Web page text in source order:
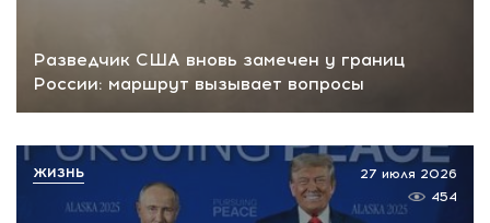
Разведчик США вновь замечен у границ
России: маршрут вызывает вопросы
27 июля 2026
454
ЖИЗНЬ